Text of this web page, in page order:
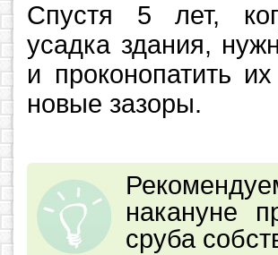
Спустя 5 лет,
усадка здания,
и проконопатить
новые зазоры.
накануне
сруба